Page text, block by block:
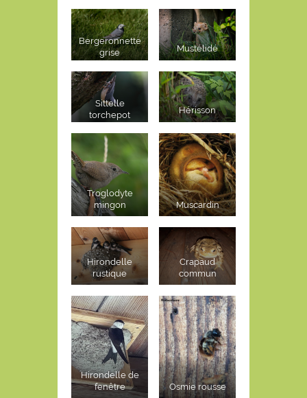
Bergeronnette
grise
Mustélidé
Sittelle
torchepot
Hérisson
Troglodyte
mingon
Muscardin
Hirondelle
rustique
Crapaud
commun
Hirondelle de
fenêtre
Osmie rousse